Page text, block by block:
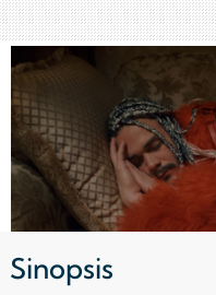
Sinopsis